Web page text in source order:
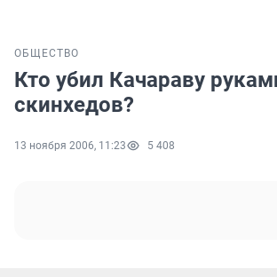
ОБЩЕСТВО
Кто убил Качараву
скинхедов?
13 ноября 2006, 11:23 5 408